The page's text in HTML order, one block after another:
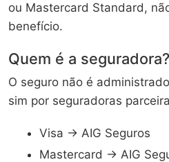
ou Mastercard Standard,
benefício.
Quem é a seguradora?
O seguro não é
sim por seguradoras
Visa → AIG Seguros
Mastercard → AIG